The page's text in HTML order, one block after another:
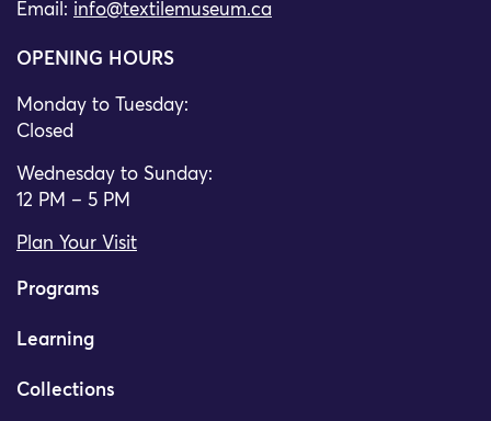
Email: info@textilemuseum.ca
OPENING HOURS
Monday to Tuesday:
Closed
Wednesday to Sunday:
12 PM – 5 PM
Plan Your Visit
Programs
Learning
Collections